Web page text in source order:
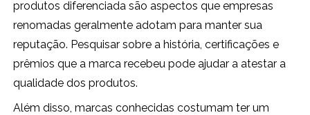
produtos diferenciada são aspectos que empresas
renomadas geralmente adotam para manter sua
reputação. Pesquisar sobre a história, certificações e
prêmios que a marca recebeu pode ajudar a atestar a
qualidade dos produtos.
Além disso, marcas conhecidas costumam ter um